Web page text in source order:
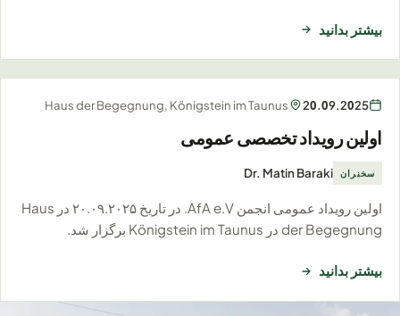
بیشتر بدانید
20.09.2025
Haus der Begegnung, Königstein im Taunus
اولین رویداد تخصصی عمومی
سخنران Dr. Matin Baraki
اولین رویداد عمومی انجمن AfA e.V. در تاریخ ۲۰.۰۹.۲۰۲۵ در Haus
der Begegnung در Königstein im Taunus برگزار شد.
بیشتر بدانید